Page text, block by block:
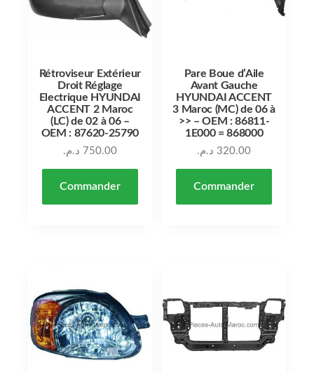
Rétroviseur Extérieur
Droit Réglage
Electrique HYUNDAI
ACCENT 2 Maroc
(LC) de 02 à 06 –
OEM : 87620-25790
750.00 د.م.
Commander
Pare Boue d’Aile
Avant Gauche
HYUNDAI ACCENT
3 Maroc (MC) de 06 à
>> – OEM : 86811-
1E000 = 868000
320.00 د.م.
Commander